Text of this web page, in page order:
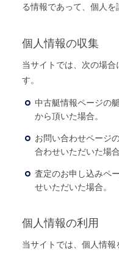
る情報であって、個人を
個人情報の収集
当サイトでは、次の場
す。
中古艇情報ページの
から頂いた場合。
お問い合わせページ
合わせいただいた場合
査定のお申し込みペ
せいただいた場合。
個人情報の利用
当サイトでは、個人情報